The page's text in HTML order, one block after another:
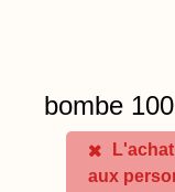
bombe
aux